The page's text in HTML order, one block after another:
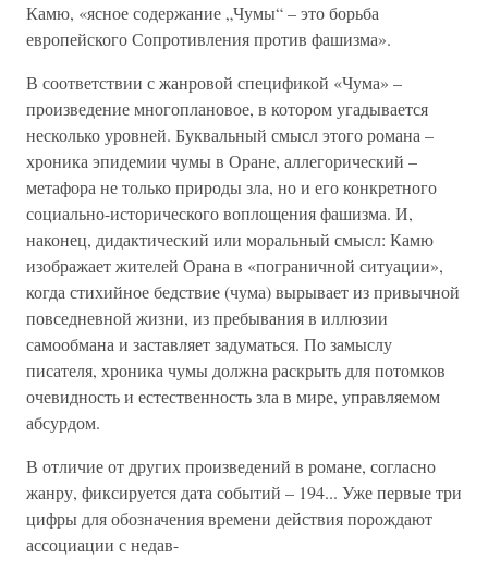
Камю, «ясное содержание „Чумы“ – это борьба
европейского Сопротивления против фашизма».
В соответствии с жанровой спецификой «Чума» –
произведение многоплановое, в котором угадывается
несколько уровней. Буквальный смысл этого романа –
хроника эпидемии чумы в Оране, аллегорический –
метафора не только природы зла, но и его конкретного
социально-исторического воплощения фашизма. И,
наконец, дидактический или моральный смысл: Камю
изображает жителей Орана в «пограничной ситуации»,
когда стихийное бедствие (чума) вырывает из привычной
повседневной жизни, из пребывания в иллюзии
самообмана и заставляет задуматься. По замыслу
писателя, хроника чумы должна раскрыть для потомков
очевидность и естественность зла в мире, управляемом
абсурдом.
В отличие от других произведений в романе, согласно
жанру, фиксируется дата событий – 194... Уже первые три
цифры для обозначения времени действия порождают
ассоциации с недав-